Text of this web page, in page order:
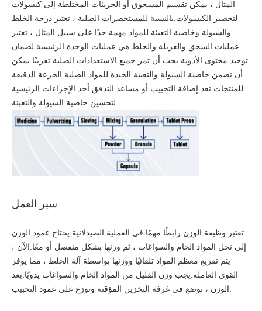
المثال ، يمكن تقسيم المسحوق أو الجزيئات المختلطة إلى كبسولات
لتحضير الكبسولات.بالنسبة للمستحضرات الصلبة ، تعتبر درجة الخلط
والسيولة وخاصية التعبئة للمواد مهمة جدًا.على سبيل المثال ، تعتبر
عمليات السحق والغربلة والخلط هي عمليات الوحدة الرئيسية لضمان
توحيد محتوى الأدوية.يجب أن تمر جميع الاستعدادات الصلبة تقريبًا.يمكن
أن تضمن خاصية السيولة والتعبئة الجيدة للمواد الصلبة الجرعة الدقيقة
للمنتجات.تعد إضافة التحبيب أو مساعد التدفق أحد الإجراءات الرئيسية
سير العمل
تعتبر وظيفة الوزن رابطًا مهمًا في العملية الصيدلانية.يحتاج عمود الوزن
إلى نخل المواد الخام والسواغات ، ثم وزنها بشكل منفصل أو معًا.الآن ،
يتم تفريغ معظم المواد تلقائيًا ووزنها بواسطة آلة الخلط ، مما يوفر
القوى العاملة.يجب وزن القليل من المواد الخام والسواغات يدويًا.بعد